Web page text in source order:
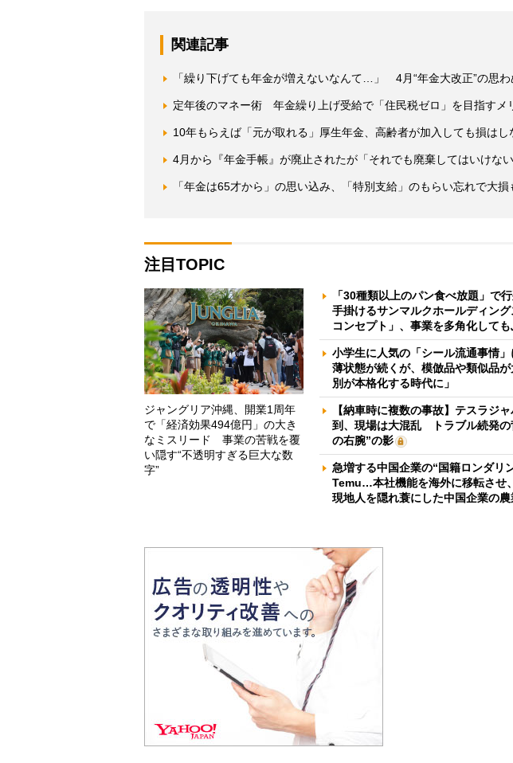
関連記事
「繰り下げても年金が増えないなんて…」 4月“年金大改正”の思わ
定年後のマネー術 年金繰り上げ受給で「住民税ゼロ」を目指すメ
10年もらえば「元が取れる」厚生年金、高齢者が加入しても損はし
4月から『年金手帳』が廃止されたが「それでも廃棄してはいけな
「年金は65才から」の思い込み、「特別支給」のもらい忘れで大損
注目TOPIC
ジャングリア沖縄、開業1周年
で「経済効果494億円」の大き
なミスリード 事業の苦戦を覆
い隠す“不透明すぎる巨大な数
字”
「30種類以上のパン食べ放題」で
手掛けるサンマルクホールディン
コンセプト」、事業を多角化して
小学生に人気の「シール流通事情
薄状態が続くが、模倣品や類似品
別が本格化する時代に」
【納車時に複数の事故】テスラジ
到、現場は大混乱 トラブル続発の
の右腕”の影
急増する中国企業の“国籍ロンダリ
Temu…本社機能を海外に移転させ
現地人を隠れ蓑にした中国企業の